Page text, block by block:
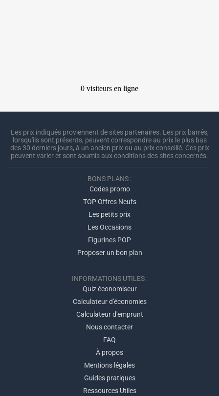
Les prix indiqués proviennent de sites partenaires. Les prix barrés,
lorsqu'ils sont présents, peuvent correspondre au prix le plus bas
des 30 derniers jours, à un ancien prix ou au prix conseillé. Ces prix
peuvent varier et sont soumis aux conditions des sites concernés.
BONS PLANS :
Codes promo
TOP Offres Neufs
Les petits prix
Les Occasions
Figurines POP
Proposer un bon plan
INFORMATIONS UTILES :
Quiz économiseur
Calculateur d'économies
Calculateur d'emprunt
Nous contacter
FAQ
À propos
Mentions légales
Guides pratiques
Ressources Utiles